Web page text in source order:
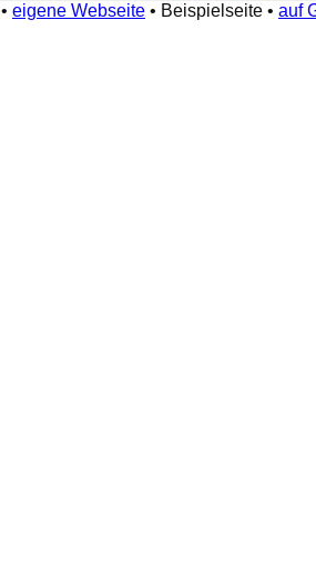
• eigene Webseite • Beispielseite • auf